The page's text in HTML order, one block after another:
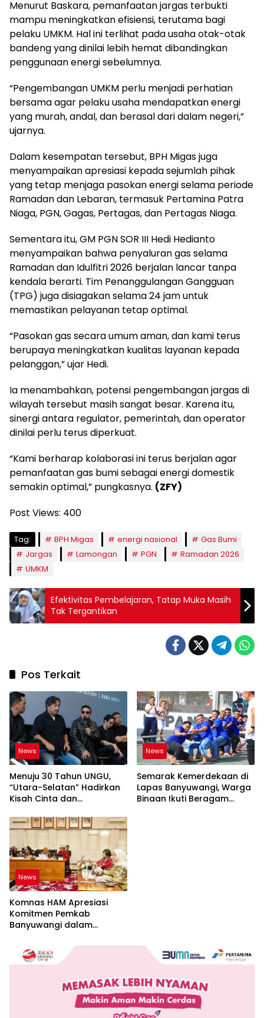
Menurut Baskara, pemanfaatan jargas terbukti
mampu meningkatkan efisiensi, terutama bagi
pelaku UMKM. Hal ini terlihat pada usaha otak-otak
bandeng yang dinilai lebih hemat dibandingkan
penggunaan energi sebelumnya.
“Pengembangan UMKM perlu menjadi perhatian
bersama agar pelaku usaha mendapatkan energi
yang murah, andal, dan berasal dari dalam negeri,”
ujarnya.
Dalam kesempatan tersebut, BPH Migas juga
menyampaikan apresiasi kepada sejumlah pihak
yang tetap menjaga pasokan energi selama periode
Ramadan dan Lebaran, termasuk Pertamina Patra
Niaga, PGN, Gagas, Pertagas, dan Pertagas Niaga.
Sementara itu, GM PGN SOR III Hedi Hedianto
menyampaikan bahwa penyaluran gas selama
Ramadan dan Idulfitri 2026 berjalan lancar tanpa
kendala berarti. Tim Penanggulangan Gangguan
(TPG) juga disiagakan selama 24 jam untuk
memastikan pelayanan tetap optimal.
“Pasokan gas secara umum aman, dan kami terus
berupaya meningkatkan kualitas layanan kepada
pelanggan,” ujar Hedi.
Ia menambahkan, potensi pengembangan jargas di
wilayah tersebut masih sangat besar. Karena itu,
sinergi antara regulator, pemerintah, dan operator
dinilai perlu terus diperkuat.
“Kami berharap kolaborasi ini terus berjalan agar
pemanfaatan gas bumi sebagai energi domestik
semakin optimal,” pungkasnya. (ZFY)
Post Views: 400
Tag: BPH Migas energi nasional
Gas Bumi
Jargas
Lamongan PGN
Ramadan 2026
UMKM
Efektivitas Pembelajaran, Tatap Muka Masih
Tak Tergantikan
Pos Terkait
News
Menuju 30 Tahun UNGU,
“Utara-Selatan” Hadirkan
Kisah Cinta dan
News
Semarak Kemerdekaan di
Lapas Banyuwangi, Warga
Binaan Ikuti Beragam
News
Komnas HAM Apresiasi
Komitmen Pemkab
Banyuwangi dalam
Hak Asasi Manusia